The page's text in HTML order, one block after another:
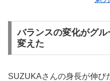
バランスの変化がグ
変えた
SUZUKAさんの身長が伸び